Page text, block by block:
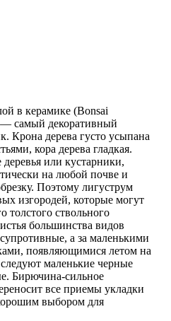
в керамике (Bonsai
самый декоративный
Крона дерева густо усыпана
кора дерева гладкая.
или кустарники,
на любой почве и
Поэтому лигуструм
изгородей, которые могут
толстого ствольного
большинства видов
а за маленькими
появляющимися летом на
маленькие черные
Бирючина-сильное
все приемы укладки
выбором для